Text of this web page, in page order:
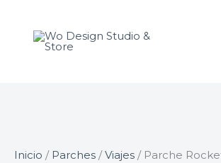
contenido
Inicio / Parches /Viajes / Parche